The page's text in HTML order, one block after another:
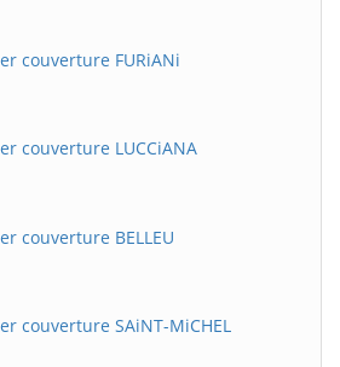
couverture FURiANi
couverture LUCCiANA
couverture BELLEU
couverture SAiNT-MiCHEL